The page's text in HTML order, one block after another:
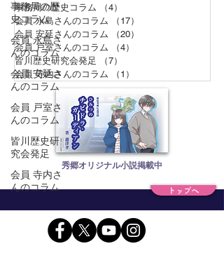
事務局の歴
史コラム
会員 永島さ
んのコラム
会員 安延さ
んのコラム
会員 戸室さ
んのコラム
皆川歴史研
究会発足
会員 寺内さ
んのコラム
事務局の歴史コラム
（4）
会員 永島さんのコラム
（17）
会員 安延さんのコラム
（20）
会員 戸室さんのコラム
（4）
皆川歴史研究会発足
（7）
会員 寺内さんのコラム
（1）
​秀郷オリジナル小説掲載中
トップへ